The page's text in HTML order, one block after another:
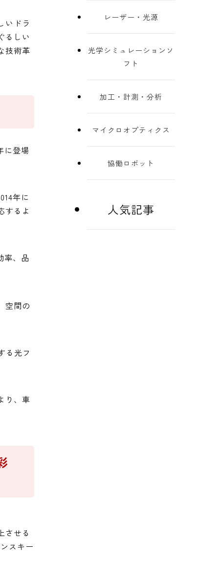
いドラ
るしい
技術革
に登場
年に
するよ
率、品
空間の
る光フ
り、車
させる
スキー
レーザー・光源
光学シミュレーションソ
フト
加工・計測・分析
マイクロオプティクス
協働ロボット
人気記事